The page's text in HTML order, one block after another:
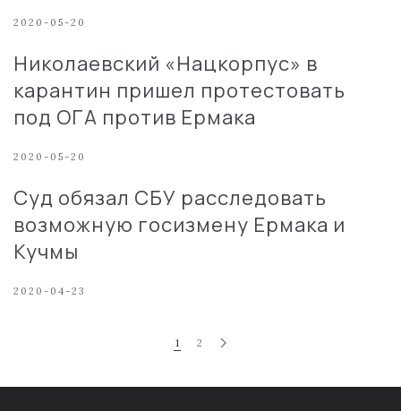
2020-05-20
Николаевский «Нацкорпус» в
карантин пришел протестовать
под ОГА против Ермака
2020-05-20
Суд обязал СБУ расследовать
возможную госизмену Ермака и
Кучмы
2020-04-23
1 2